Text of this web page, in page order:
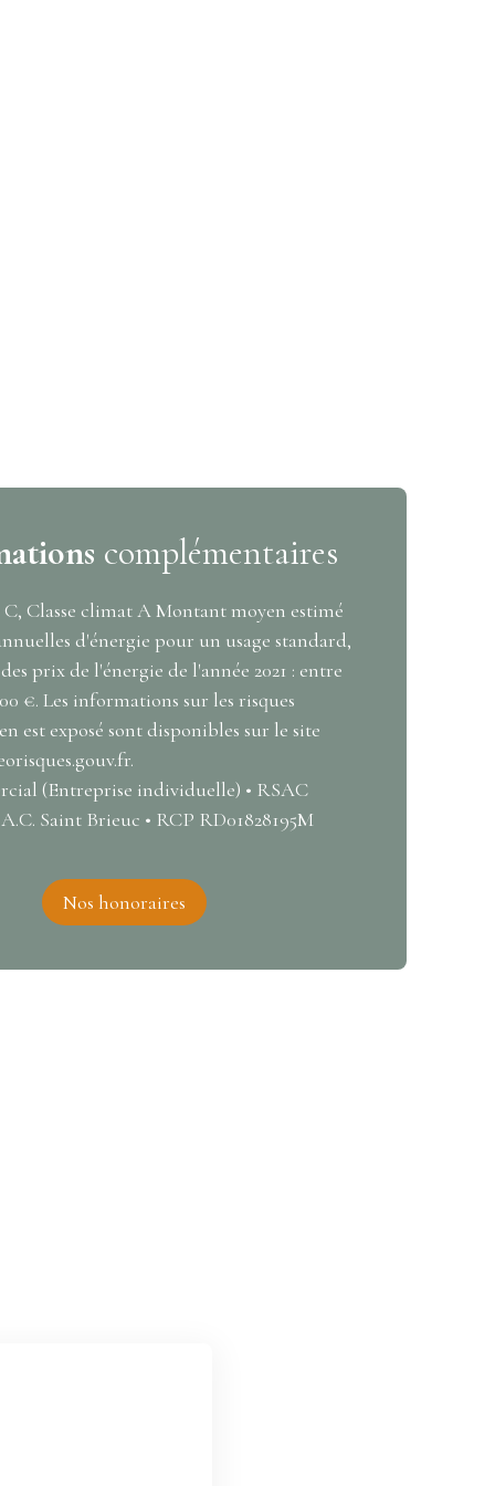
complémentaires
C, Classe climat A Montant moyen estimé
d'énergie pour un usage standard,
prix de l'énergie de l'année 2021 : entre
€. Les informations sur les risques
est exposé sont disponibles sur le site
(Entreprise individuelle) • RSAC
Saint Brieuc • RCP RD01828195M
Nos honoraires